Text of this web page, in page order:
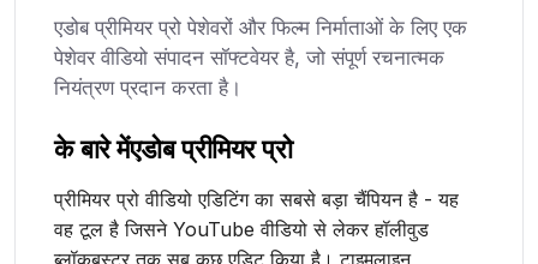
एडोब प्रीमियर प्रो पेशेवरों और फिल्म निर्माताओं के लिए एक
पेशेवर वीडियो संपादन सॉफ्टवेयर है, जो संपूर्ण रचनात्मक
नियंत्रण प्रदान करता है।
के बारे मेंएडोब प्रीमियर प्रो
प्रीमियर प्रो वीडियो एडिटिंग का सबसे बड़ा चैंपियन है - यह
वह टूल है जिसने YouTube वीडियो से लेकर हॉलीवुड